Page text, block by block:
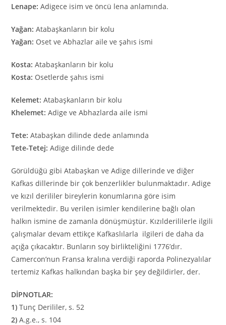
Lenape:Adigece isim ve öncü lena anlamında.
Yağan:Atabaşkanların bir kolu
Yağan: Oset ve Abhazlar aile ve şahıs ismi
Kosta: Atabaşkanların bir kolu
Kosta: Osetlerde şahıs ismi
Kelemet: Atabaşkanların bir kolu
Khelemet: Adige ve Abhazlarda aile ismi
Tete:Atabaşkan dilinde dede anlamında
Tete-Tetej:Adige dilinde dede
Görüldüğü gibi Atabaşkan ve Adige dillerinde ve diğer
Kafkas dillerinde bir çok benzerlikler bulunmaktadır. Adige
ve kızıl derililer bireylerin konumlarına göre isim
verilmektedir. Bu verilen isimler kendilerine bağlı olan
halkın ismine de zamanla dönüşmüştür. Kızılderililerle ilgili
çalışmalar devam ettikçe Kafkaslılarla ilgileri de daha da
açığa çıkacaktır. Bunların soy birlikteliğini 1776’dır.
Camercon’nun Fransa kralına verdiği raporda Polinezyalılar
tertemiz Kafkas halkından başka bir şey değildirler, der.
DİPNOTLAR:
1)Tunç Derililer, s. 52
2)A.g.e., s. 104